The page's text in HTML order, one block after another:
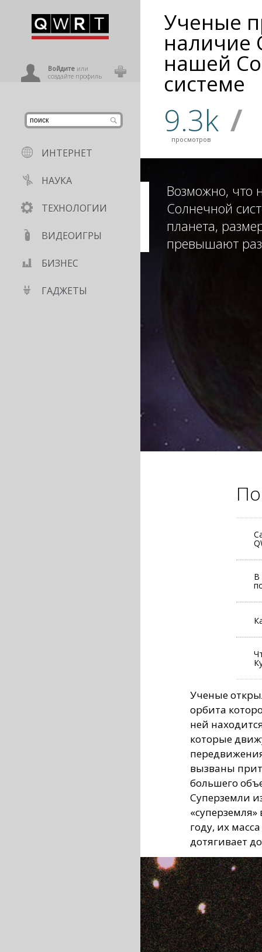
Войдитеили
создайте профиль
ИНТЕРНЕТ
НАУКА
ТЕХНОЛОГИИ
ВИДЕОИГРЫ
БИЗНЕС
ГАДЖЕТЫ
Ученые
наличие
нашей
системе
9.3k
просмотров /
Возможно, что
Солнечной
планета,
превышают
В
Ученые
орбита
ней
которые
вызваны
большего
Суперземли
году, их
дотягивает